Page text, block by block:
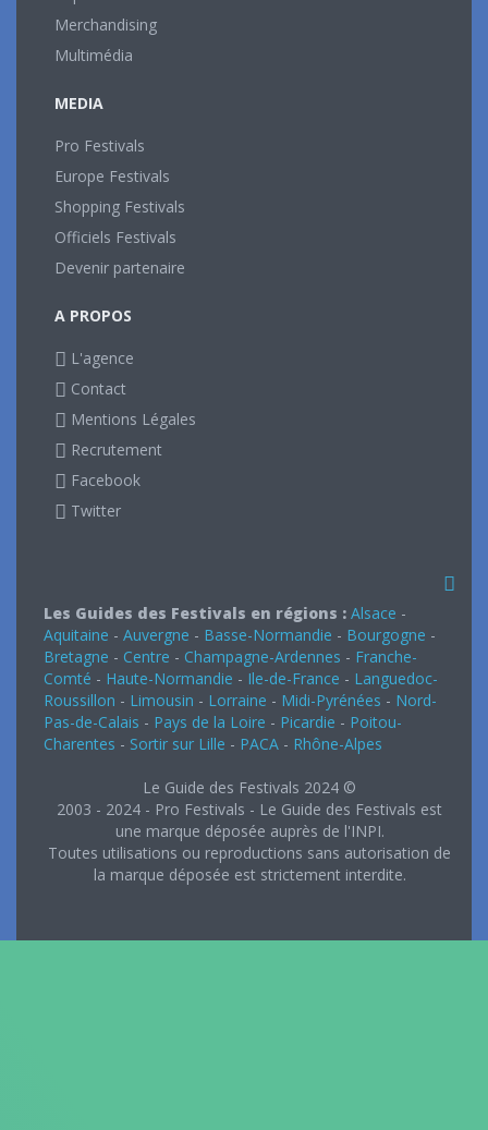
Merchandising
Multimédia
MEDIA
Pro Festivals
Europe Festivals
Shopping Festivals
Officiels Festivals
Devenir partenaire
A PROPOS
L'agence
Contact
Mentions Légales
Recrutement
Facebook
Twitter
Les Guides des Festivals en régions : Alsace -
Aquitaine - Auvergne - Basse-Normandie - Bourgogne -
Bretagne - Centre - Champagne-Ardennes - Franche-
Comté - Haute-Normandie - Ile-de-France - Languedoc-
Roussillon - Limousin - Lorraine - Midi-Pyrénées - Nord-
Pas-de-Calais - Pays de la Loire - Picardie - Poitou-
Charentes - Sortir sur Lille - PACA - Rhône-Alpes
Le Guide des Festivals 2024 ©
2003 - 2024 - Pro Festivals - Le Guide des Festivals est
une marque déposée auprès de l'INPI.
Toutes utilisations ou reproductions sans autorisation de
la marque déposée est strictement interdite.